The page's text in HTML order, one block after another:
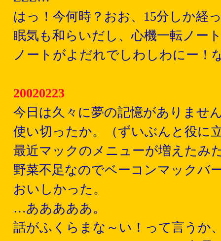
はっ！今何時？おお、15分しか経
眠気も和らいだし、心機一転ノー
ノートがよだれでしわしわにー！
20020223
今日は久々に夢の記憶がありませ
使い切ったか。（ずいぶんと役に
最近マックのメニューが増えたみ
野菜不足なのでベーコンマックバ
おいしかった。
…あああああ。
話がふくらまな～い！って言うか